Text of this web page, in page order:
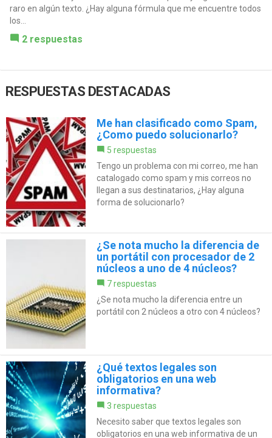
raro en algún texto. ¿Hay alguna fórmula que me encuentre todos
los...
2 respuestas
RESPUESTAS DESTACADAS
Me han clasificado como Spam,
¿Como puedo solucionarlo?
5 respuestas
Tengo un problema con mi correo, me han
catalogado como spam y mis correos no
llegan a sus destinatarios, ¿Hay alguna
forma de solucionarlo?
¿Se nota mucho la diferencia de
un portátil con procesador de 2
núcleos a uno de 4 núcleos?
7 respuestas
¿Se nota mucho la diferencia entre un
portátil con 2 núcleos a otro con 4 núcleos?
¿Qué textos legales son
obligatorios en una web
informativa?
3 respuestas
Necesito saber que textos legales son
obligatorios en una web informativa de un